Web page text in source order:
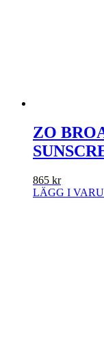
ZO
865 kr
LÄGG I